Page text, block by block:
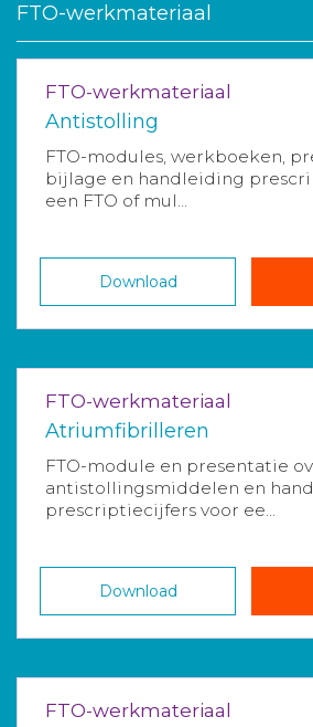
FTO-werkmateriaal
FTO-werkmateriaal
Antistolling
FTO-modules, werkboeken,
bijlage en handleiding
een FTO of mul...
Download
FTO-werkmateriaal
Atriumfibrilleren
FTO-module en presentatie
antistollingsmiddelen en
prescriptiecijfers voor ee...
Download
FTO-werkmateriaal